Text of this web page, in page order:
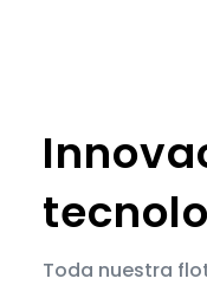
Toda nuestra